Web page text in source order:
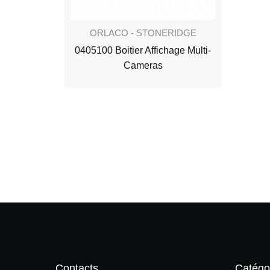
ORLACO - STONERIDGE
0405100 Boitier Affichage Multi-
Cameras